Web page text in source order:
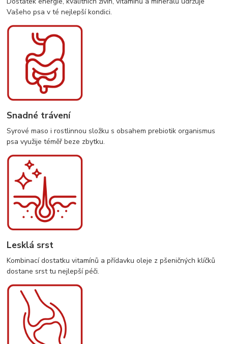
Vašeho psa v té nejlepší kondici.
Snadné trávení
Syrové maso i rostlinnou složku s obsahem prebiotik organismus
psa využije téměř beze zbytku.
Lesklá srst
Kombinací dostatku vitamínů a přídavku oleje z pšeničných klíčků
dostane srst tu nejlepší péči.